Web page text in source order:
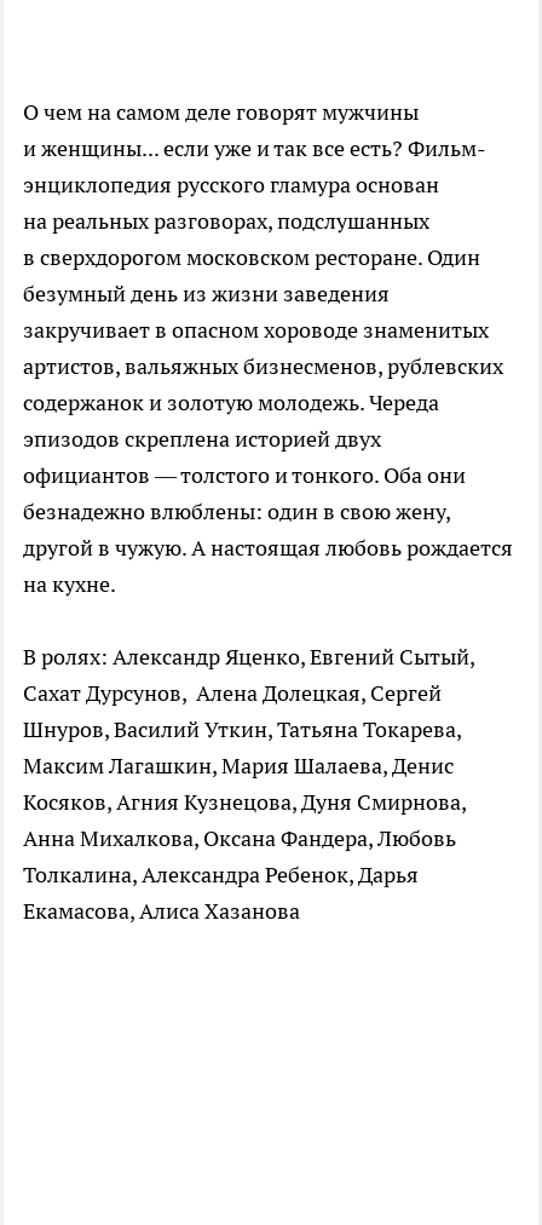
О чем на самом деле говорят мужчины
и женщины... если уже и так все есть? Фильм-
энциклопедия русского гламура основан
на реальных разговорах, подслушанных
в сверхдорогом московском ресторане. Один
безумный день из жизни заведения
закручивает в опасном хороводе знаменитых
артистов, вальяжных бизнесменов, рублевских
содержанок и золотую молодежь. Череда
эпизодов скреплена историей двух
официантов — толстого и тонкого. Оба они
безнадежно влюблены: один в свою жену,
другой в чужую. А настоящая любовь рождается
на кухне.
В ролях: Александр Яценко, Евгений Сытый,
Сахат Дурсунов, Алена Долецкая, Сергей
Шнуров, Василий Уткин, Татьяна Токарева,
Максим Лагашкин, Мария Шалаева, Денис
Косяков, Агния Кузнецова, Дуня Смирнова,
Анна Михалкова, Оксана Фандера, Любовь
Толкалина, Александра Ребенок, Дарья
Екамасова, Алиса Хазанова